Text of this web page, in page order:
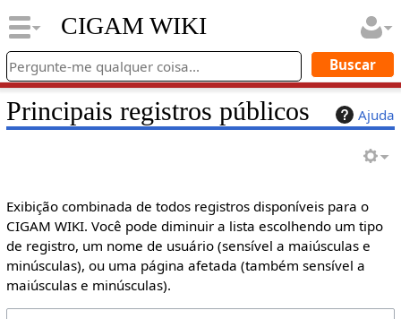
CIGAM WIKI
Ajuda
Principais registros públicos
Exibição combinada de todos registros disponíveis para o
CIGAM WIKI. Você pode diminuir a lista escolhendo um tipo
de registro, um nome de usuário (sensível a maiúsculas e
minúsculas), ou uma página afetada (também sensível a
maiúsculas e minúsculas).